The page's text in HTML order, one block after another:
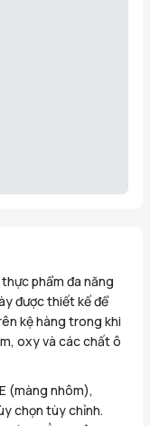
phẩm đa năng
được thiết kế để
kệ hàng trong khi
oxy và các chất ô
(màng nhôm),
chọn tùy chỉnh.